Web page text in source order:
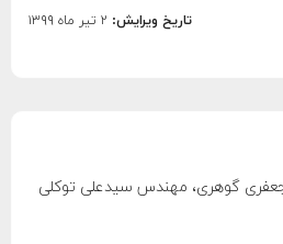
تاریخ ویرایش: ۲ تیر ماه ۱۳۹۹
گوهری، مهندس سیدعلی توکلی